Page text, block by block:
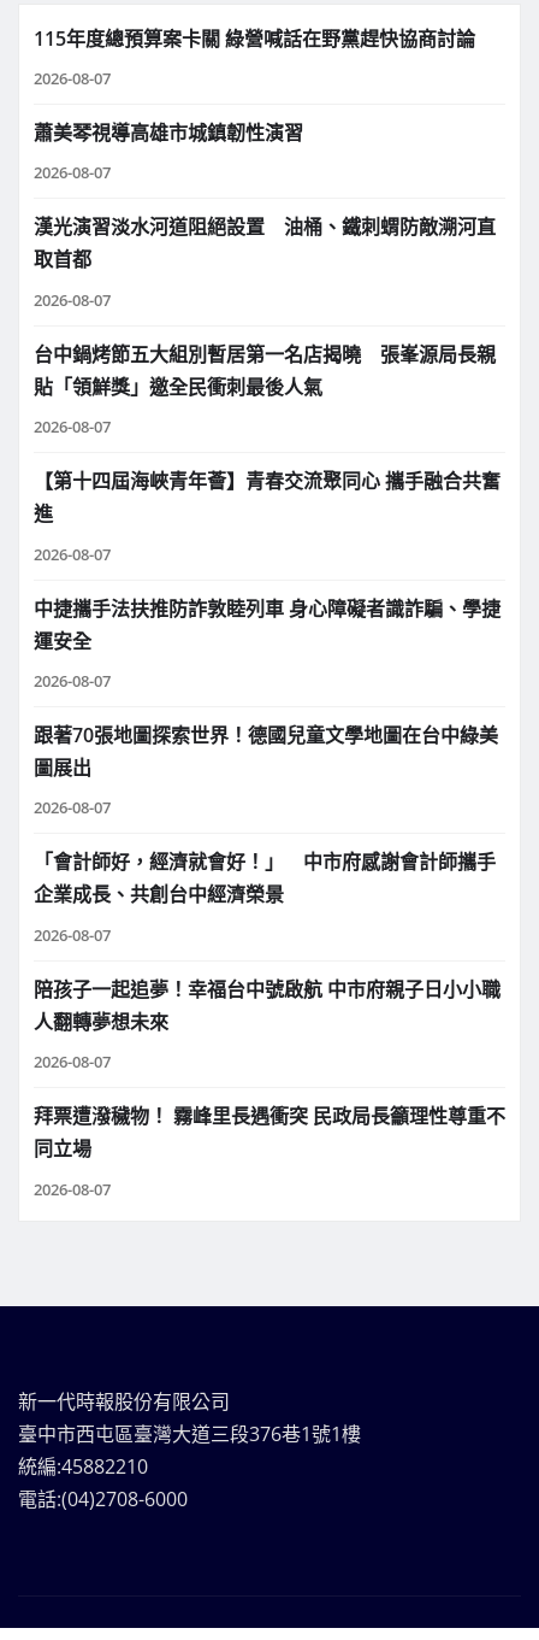
115年度總預算案卡關 綠營喊話在野黨趕快協商討論
2026-08-07
蕭美琴視導高雄市城鎮韌性演習
2026-08-07
漢光演習淡水河道阻絕設置 油桶、鐵刺蝟防敵溯河直
取首都
2026-08-07
台中鍋烤節五大組別暫居第一名店揭曉 張峯源局長親
貼「領鮮獎」邀全民衝刺最後人氣
2026-08-07
【第十四屆海峽青年薈】青春交流聚同心 攜手融合共奮
進
2026-08-07
中捷攜手法扶推防詐敦睦列車 身心障礙者識詐騙、學捷
運安全
2026-08-07
跟著70張地圖探索世界！德國兒童文學地圖在台中綠美
圖展出
2026-08-07
「會計師好，經濟就會好！」 中市府感謝會計師攜手
企業成長、共創台中經濟榮景
2026-08-07
陪孩子一起追夢！幸福台中號啟航 中市府親子日小小職
人翻轉夢想未來
2026-08-07
拜票遭潑穢物！ 霧峰里長遇衝突 民政局長籲理性尊重不
同立場
2026-08-07
新一代時報股份有限公司
臺中市西屯區臺灣大道三段376巷1號1樓
統編:45882210
電話:(04)2708-6000